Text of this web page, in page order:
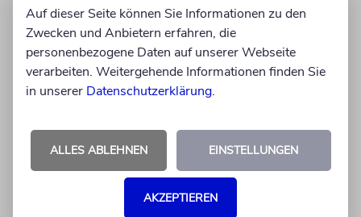
dem Produkt beteiligt ist
06.08.2026
Auf dieser Seite können Sie Informationen zu den
Zwecken und Anbietern erfahren, die
personenbezogene Daten auf unserer Webseite
verarbeiten. Weitergehende Informationen finden Sie
in unserer Datenschutzerklärung.
ALLES ABLEHNEN EINSTELLUNGEN
AKZEPTIEREN